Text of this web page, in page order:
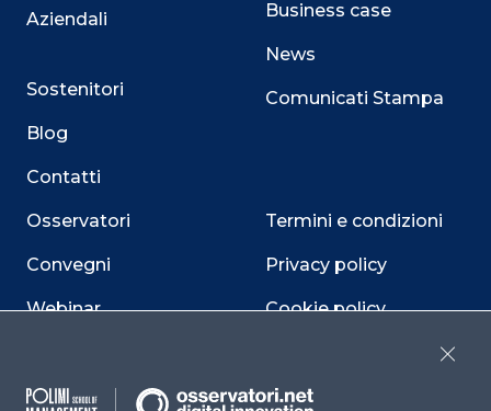
Aziendali
Sostenitori
Blog
Contatti
Osservatori
Convegni
Webinar
Business case
News
Comunicati Stampa
Termini e condizioni
Privacy policy
Cookie policy
Dichiarazione di